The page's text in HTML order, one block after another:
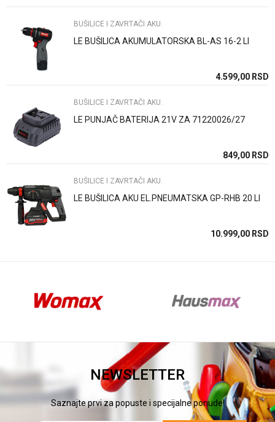
Poruka
Anti-spam zaštita - izračunajte koliko je 9 - 4 :
POŠALJI
BUŠILICE I ZAVRTAČI AKU.
LE BUŠILICA AKUMULATORSKA BL-AS 16-2 LI
4.599,00 RSD
BUŠILICE I ZAVRTAČI AKU.
LE PUNJAČ BATERIJA 21V ZA 71220026/27
849,00 RSD
BUŠILICE I ZAVRTAČI AKU.
LE BUŠILICA AKU EL.PNEUMATSKA GP-RHB 20 LI
10.999,00 RSD
NEWSLETTER
Saznajte prvi za popuste i specijalne ponude!